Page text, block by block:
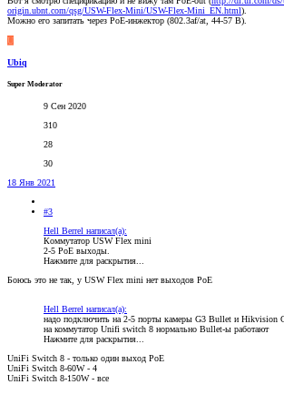
origin.ubnt.com/qsg/USW-Flex-Mini/USW-Flex-Mini_EN.html).
Можно его запитать через PoE-инжектор (802.3af/at, 44-57 В).
U
Ubiq
Super Moderator
9 Сен 2020
310
28
30
18 Янв 2021
#3
Hell Berrel написал(а):
Коммутатор USW Flex mini
2-5 PoE выходы.
Нажмите для раскрытия...
Боюсь это не так, у USW Flex mini нет выходов PoE
Hell Berrel написал(а):
надо подключить на 2-5 порты камеры G3 Bullet и Hikvision
на коммутатор Unifi switch 8 нормально Bullet-ы работают
Нажмите для раскрытия...
UniFi Switch 8 - только один выход PoE
UniFi Switch 8-60W - 4
UniFi Switch 8-150W - все